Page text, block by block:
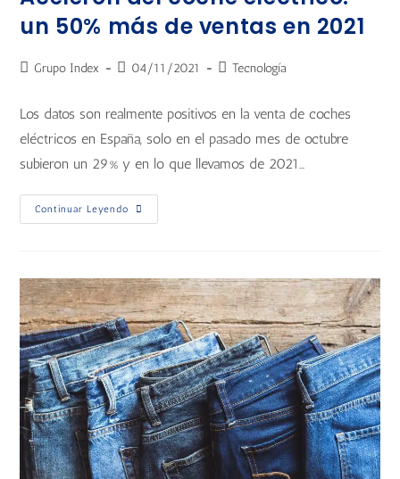
un 50% más de ventas en 2021
Grupo Index 04/11/2021 Tecnología
Los datos son realmente positivos en la venta de coches
eléctricos en España, solo en el pasado mes de octubre
subieron un 29% y en lo que llevamos de 2021…
Continuar Leyendo